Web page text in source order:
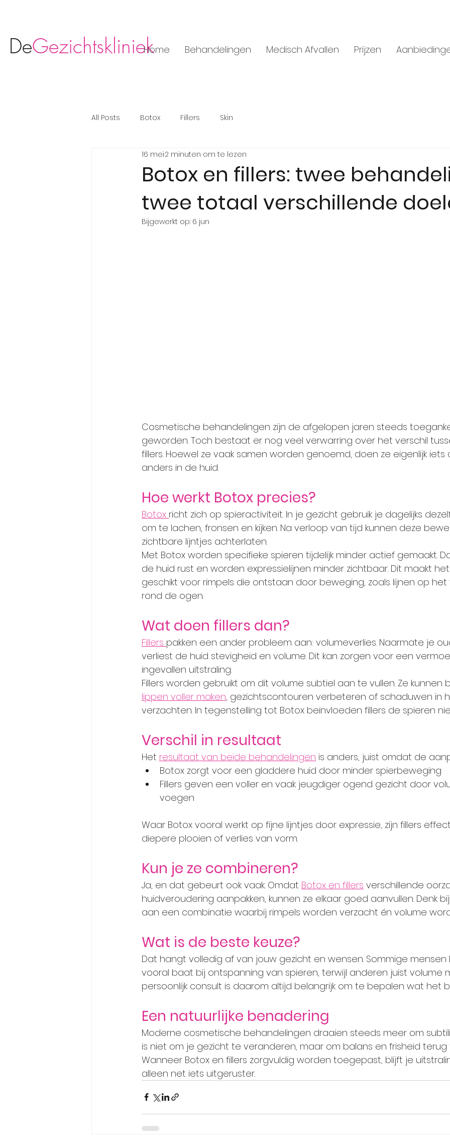
DeGezichtskliniekHome Behandelingen Medisch Afvallen Prijzen
All Posts Botox Fillers Skin
Botox en fillers: twee
twee totaal verschillende
16 mei2 minuten om te lezen
Bijgewerkt op: 6 jun
Cosmetische behandelingen zijn de afgelopen jaren steeds
geworden. Toch bestaat er nog veel verwarring over het verschil
fillers. Hoewel ze vaak samen worden genoemd, doen ze eigenlijk
anders in de huid.
Hoe werkt Botox precies?
Botox richt zich op spieractiviteit. In je gezicht gebruik je dagelijks
om te lachen, fronsen en kijken. Na verloop van tijd kunnen deze
zichtbare lijntjes achterlaten.
Met Botox worden specifieke spieren tijdelijk minder actief gemaakt.
de huid rust en worden expressielijnen minder zichtbaar. Dit maakt
geschikt voor rimpels die ontstaan door beweging, zoals lijnen op
rond de ogen.
Wat doen fillers dan?
Fillers pakken een ander probleem aan: volumeverlies. Naarmate je
verliest de huid stevigheid en volume. Dit kan zorgen voor een
ingevallen uitstraling.
Fillers worden gebruikt om dit volume subtiel aan te vullen. Ze kunnen
lippen voller maken, gezichtscontouren verbeteren of schaduwen in
verzachten. In tegenstelling tot Botox beïnvloeden fillers de spieren
Verschil in resultaat
Het resultaat van beide behandelingen is anders, juist omdat de
Botox zorgt voor een gladdere huid door minder spierbeweging
Fillers geven een voller en vaak jeugdiger ogend gezicht door
voegen
Waar Botox vooral werkt op fijne lijntjes door expressie, zijn fillers
diepere plooien of verlies van vorm.
Kun je ze combineren?
Ja, en dat gebeurt ook vaak. Omdat Botox en fillers verschillende
huidveroudering aanpakken, kunnen ze elkaar goed aanvullen. Denk
aan een combinatie waarbij rimpels worden verzacht én volume
Wat is de beste keuze?
Dat hangt volledig af van jouw gezicht en wensen. Sommige
vooral baat bij ontspanning van spieren, terwijl anderen juist volume
persoonlijk consult is daarom altijd belangrijk om te bepalen wat het
Een natuurlijke benadering
Moderne cosmetische behandelingen draaien steeds meer om
is niet om je gezicht te veranderen, maar om balans en frisheid
Wanneer Botox en fillers zorgvuldig worden toegepast, blijft je
alleen net iets uitgeruster.